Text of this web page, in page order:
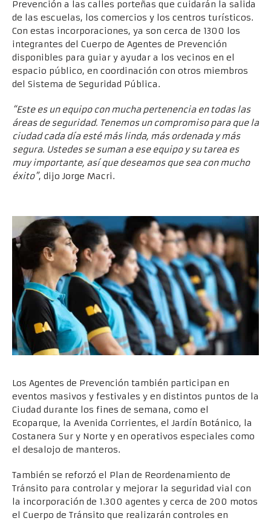
Prevención a las calles porteñas que cuidarán la salida
de las escuelas, los comercios y los centros turísticos.
Con estas incorporaciones, ya son cerca de 1300 los
integrantes del Cuerpo de Agentes de Prevención
disponibles para guiar y ayudar a los vecinos en el
espacio público, en coordinación con otros miembros
del Sistema de Seguridad Pública.
“Este es un equipo con mucha pertenencia en todas las
áreas de seguridad. Tenemos un compromiso para que la
ciudad cada día esté más linda, más ordenada y más
segura. Ustedes se suman a ese equipo y su tarea es
muy importante, así que deseamos que sea con mucho
éxito”, dijo Jorge Macri.
Los Agentes de Prevención también participan en
eventos masivos y festivales y en distintos puntos de la
Ciudad durante los fines de semana, como el
Ecoparque, la Avenida Corrientes, el Jardín Botánico, la
Costanera Sur y Norte y en operativos especiales como
el desalojo de manteros.
También se reforzó el Plan de Reordenamiento de
Tránsito para controlar y mejorar la seguridad vial con
la incorporación de 1.300 agentes y cerca de 200 motos
el Cuerpo de Tránsito que realizarán controles en